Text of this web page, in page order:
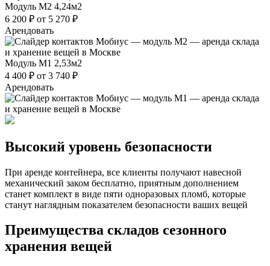
Модуль М2 4,24м2
6 200 ₽ от 5 270 ₽
Арендовать
Модуль М1 2,53м2
4 400 ₽ от 3 740 ₽
Арендовать
Высокий уровень безопасности
При аренде контейнера, все клиенты получают навесной
механический заком бесплатно, приятным дополнением
станет комплект в виде пяти одноразовых пломб, которые
станут наглядным показателем безопасности ваших вещей
Преимущества складов сезонного
хранения вещей